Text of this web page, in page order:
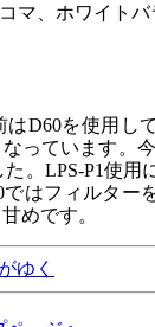
マ、ホワイトバ
はD60を使用し
っています。
。LPS-P1使用
はフィルター
めです。
ゆく